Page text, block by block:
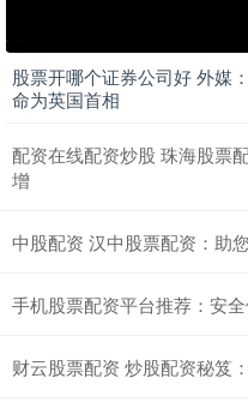
股票开哪个证券公司好 外媒
命为英国首相
配资在线配资炒股 珠海股票
增
中股配资 汉中股票配资：助
手机股票配资平台推荐：安
财云股票配资 炒股配资秘笈